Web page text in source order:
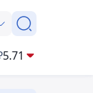
5.71